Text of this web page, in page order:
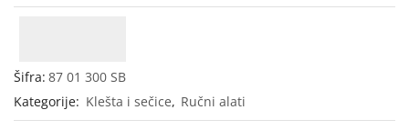
Šifra: 87 01 300 SB
Kategorije: Klešta i sečice, Ručni alati